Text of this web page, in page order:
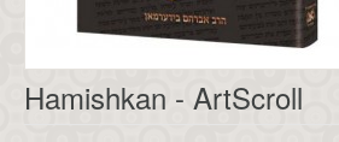
Hamishkan - ArtScroll